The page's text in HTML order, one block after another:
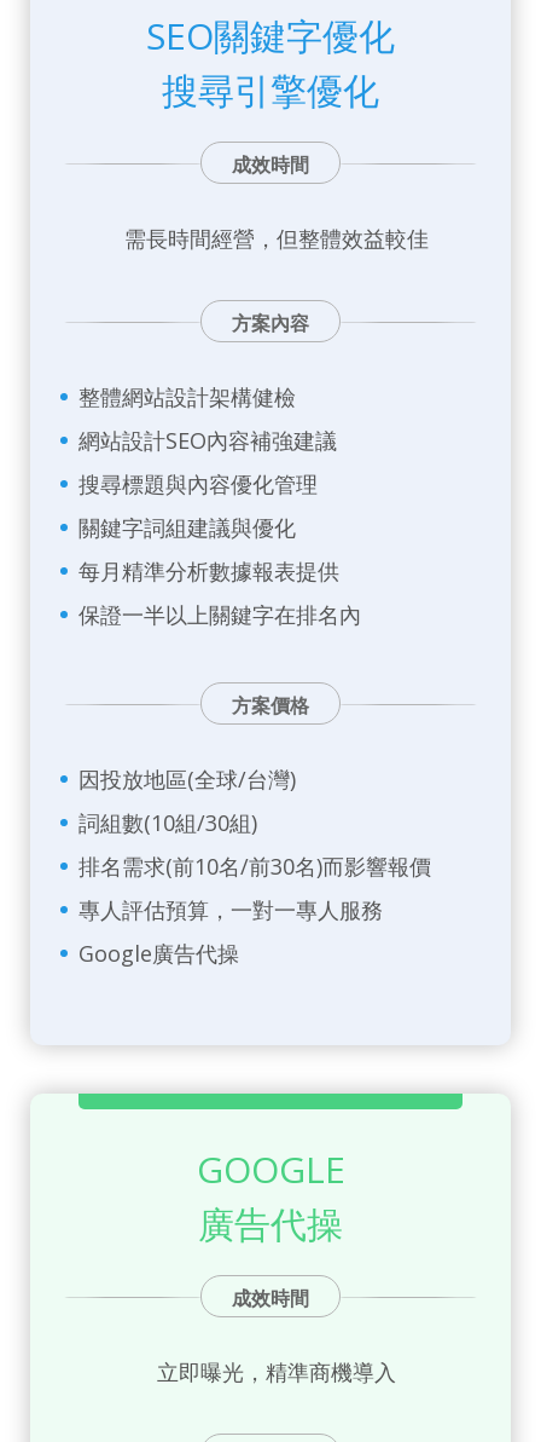
SEO關鍵字優化
搜尋引擎優化
成效時間
需長時間經營，但整體效益較佳
方案內容
整體網站設計架構健檢
網站設計SEO內容補強建議
搜尋標題與內容優化管理
關鍵字詞組建議與優化
每月精準分析數據報表提供
保證一半以上關鍵字在排名內
方案價格
因投放地區(全球/台灣)
詞組數(10組/30組)
排名需求(前10名/前30名)而影響報價
專人評估預算，一對一專人服務
Google廣告代操
GOOGLE
廣告代操
成效時間
立即曝光，精準商機導入